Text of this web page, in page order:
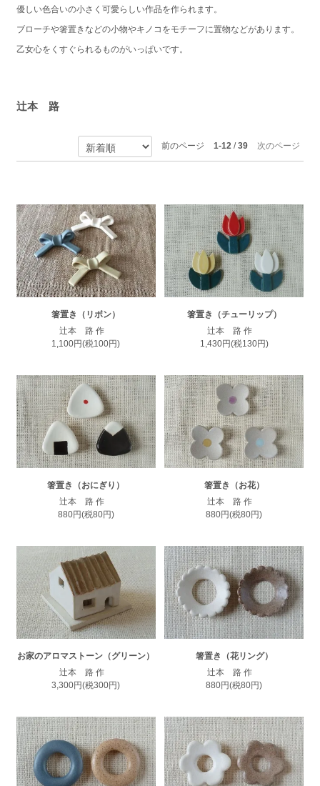
優しい色合いの小さく可愛らしい作品を作られます。
ブローチや箸置きなどの小物やキノコをモチーフに置物などがあります。
乙女心をくすぐられるものがいっぱいです。
辻本 路
前のページ 1-12/39 次のページ
箸置き（リボン）
辻本 路 作
1,100円(税100円)
箸置き（チューリップ）
辻本 路 作
1,430円(税130円)
箸置き（おにぎり）
辻本 路 作
880円(税80円)
箸置き（お花）
辻本 路 作
880円(税80円)
お家のアロマストーン（グリーン）
辻本 路 作
3,300円(税300円)
箸置き（花リング）
辻本 路 作
880円(税80円)